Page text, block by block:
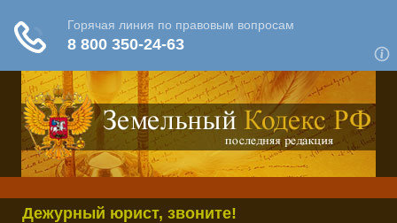
Дежурный юрист, звоните!